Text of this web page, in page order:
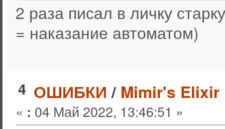
2 раза писал в личку
= наказание автоматом)
4 ОШИБКИ / Mimir's Elixir
« : 04 Май 2022, 13:46:51 »